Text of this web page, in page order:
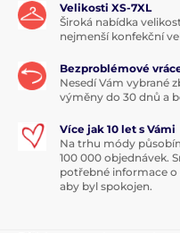
Velikosti XS-7XL
Široká nabídka
nejmenší konfekční
Bezproblémové
Nesedí Vám vybrané
výměny do 30 dnů a
Více jak 10 let s Vámi
Na trhu módy
100 000 objednávek.
potřebné informace o
aby byl spokojen.